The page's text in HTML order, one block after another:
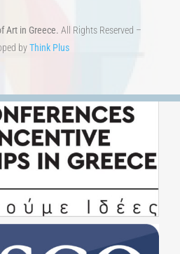
Art in Greece. All Rights Reserved –
byThink Plus